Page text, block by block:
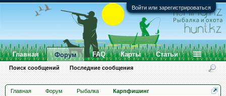
Войти или зарегистрироваться
Главная Форум Рыбалка Карпфишинг
Главная Форум
Поиск сообщений Последние сообщения
FAQ Карты Статьи